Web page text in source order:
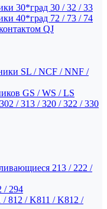
30*град 30 / 32 / 33
40*град 72 / 73 / 74
QJ
SL / NCF / NNF /
GS / WS / LS
/ 313 / 320 / 322 / 330
213 / 222 /
/ 294
812 / K811 / K812 /